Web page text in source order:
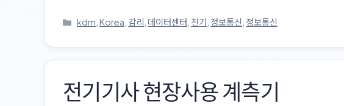
카
고
리
kdm ,Korea 감리 데이터센터 전기 정보통신 정보통신
전기기사 현장사용 계측기